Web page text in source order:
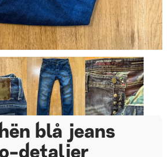
blå jeans